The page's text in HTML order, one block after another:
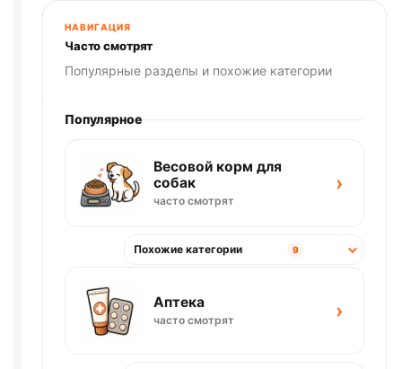
НАВИГАЦИЯ
Часто смотрят
Популярные разделы и похожие категории
Популярное
Весовой корм для
собак
часто смотрят
›
Похожие категории 9
Аптека
часто смотрят ›